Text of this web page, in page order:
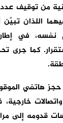
من توقيف
اللذان
نفسه، في
كما جرى
حجز هاتفي
قدومه إلى